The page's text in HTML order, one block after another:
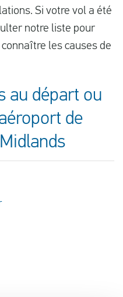
Si votre vol a été
notre liste pour
les causes de
au départ ou
de